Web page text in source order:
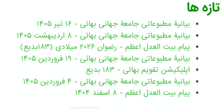
تازه ها
بیانیۀ مطبوعاتی جامعۀ جهانی بهائی - ۱۶ تیر ۱۴۰۵
بیانیۀ مطبوعاتی جامعۀ جهانی بهائی - ۸ اردیبهشت ۱۴۰۵
پیام بیت العدل اعظم - رضوان ۲۰۲۶ میلادی (۱۸۳بدیع)
بیانیۀ مطبوعاتی جامعۀ جهانی بهائی - ۱۹ فروردین ۱۴۰۵
اپلیکیشن تقویم بهائی - ۱۸۳ بدیع
بیانیۀ مطبوعاتی جامعۀ جهانی بهائی - ۴ فروردین ۱۴۰۵
پیام بیت العدل اعظم - ۸ اسفند ۱۴۰۴